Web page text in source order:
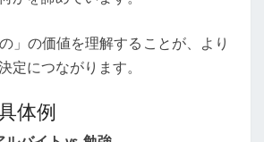
」の価値を理解することが、より
定につながります。
体例